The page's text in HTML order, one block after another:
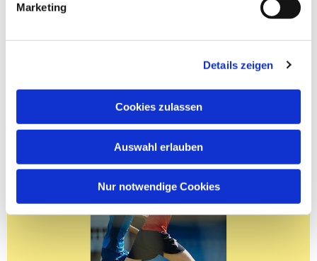
Marketing
Details zeigen
Cookies zulassen
Auswahl erlauben
Nur notwendige Cookies